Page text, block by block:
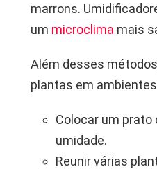
marrons.
um microclima mais
Além desses
plantas em
Colocar um prato
umidade.
Reunir várias